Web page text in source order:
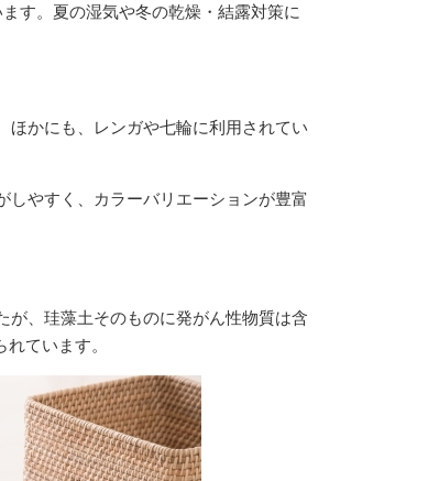
す。夏の湿気や冬の乾燥・結露対策に
ほかにも、レンガや七輪に利用されてい
やすく、カラーバリエーションが豊富
が、珪藻土そのものに発がん性物質は含
ています。